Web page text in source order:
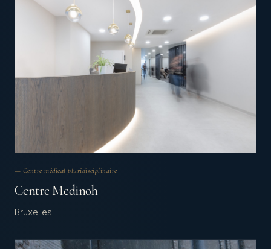
— Centre médical pluridisciplinaire
Centre Medinoh
Bruxelles